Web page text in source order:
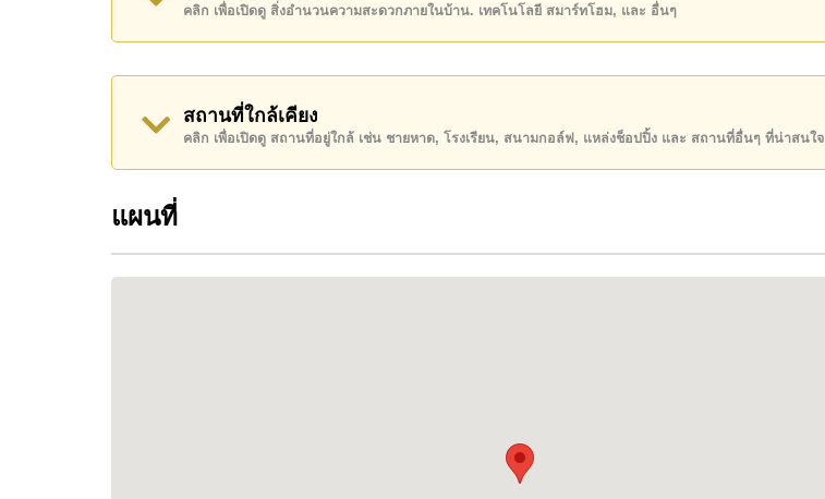
สิ่งอำนวยความสะดวกในโครงการ
สระว่ายน้ำส่วนกลาง– สำหรับการพักผ่อนและออกกำลังกาย
ห้องฟิตเนส
ระบบรักษาความปลอดภัย 24 ชม.
สะดวก เหมาะทั้งอยู่อาศัยเองและลงทุนปล่อยเช่า
คลิก เพื่อเปิดดู สิ่งอำนวนความสะดวกภายในบ้าน. เทคโนโลยี สมาร์ทโฮม, และ อื่นๆ
สถานที่ใกล้เคียง
คลิก เพื่อเปิดดู สถานที่อยู่ใกล้ เช่น ชายหาด, โรงเรียน, สนามกอล์ฟ, แหล่งช็อปปิ้ง และ สถานที่อื่นๆ ที่น่าสนใจ
แผนที่